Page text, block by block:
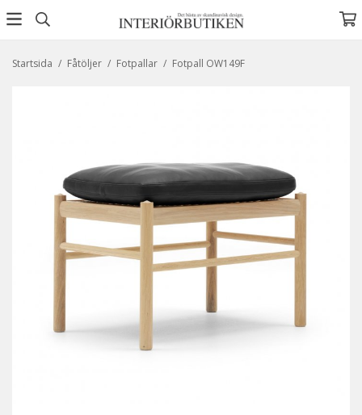
Startsida / Fåtöljer / Fotpallar / Fotpall OW149F